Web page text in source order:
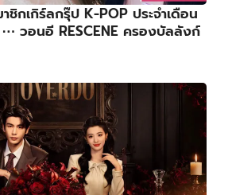
กเกิร์ลกรุ๊ป K-POP ประจำเดือน
วอนอี RESCENE ครองบัลลังก์